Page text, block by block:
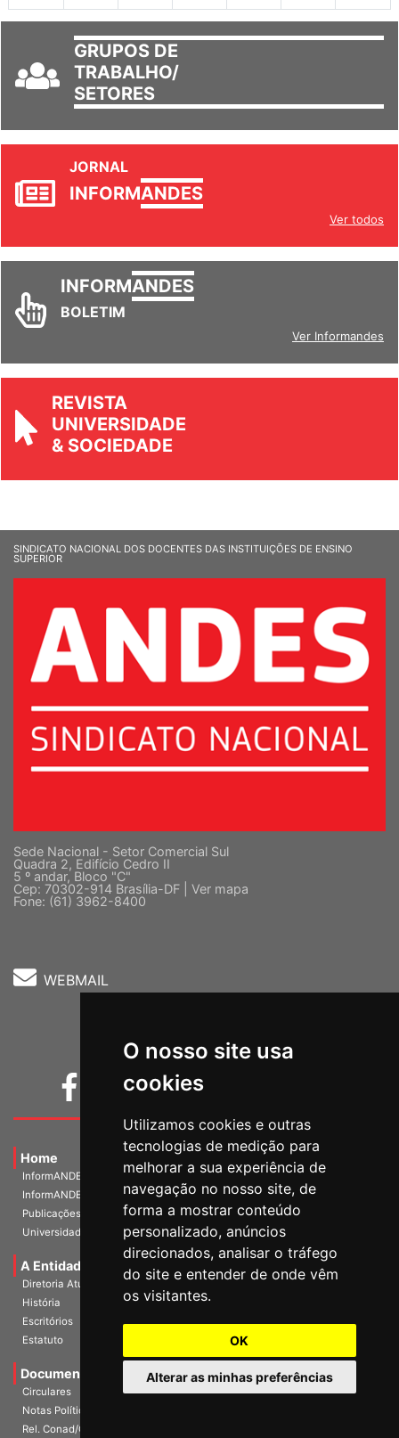
O nosso site usa
cookies
Utilizamos cookies e outras
tecnologias de medição para
melhorar a sua experiência de
navegação no nosso site, de
forma a mostrar conteúdo
personalizado, anúncios
direcionados, analisar o tráfego
do site e entender de onde vêm
os visitantes.
OK
Alterar as minhas preferências
GRUPOS DE
TRABALHO/
SETORES
JORNAL
INFORMANDES
Ver todos
INFORMANDES
BOLETIM
Ver Informandes
REVISTA
UNIVERSIDADE
& SOCIEDADE
SINDICATO NACIONAL DOS DOCENTES DAS INSTITUIÇÕES DE ENSINO
SUPERIOR
Sede Nacional - Setor Comercial Sul
Quadra 2, Edifício Cedro II
5 º andar, Bloco "C"
Cep: 70302-914 Brasília-DF | Ver mapa
Fone: (61) 3962-8400
WEBMAIL
Home
InformANDES PDF
InformANDES Online
Publicações
Universidade e Sociedade
A Entidade
Diretoria Atual
História
Escritórios
Estatuto
Documentos
Circulares
Notas Políticas
Rel. Conad/Congresso